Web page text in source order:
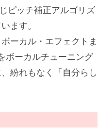
ピッチ補正アルゴリズ
ます。
ーカル・エフェクトま
ボーカルチューニング
紛れもなく「自分らし